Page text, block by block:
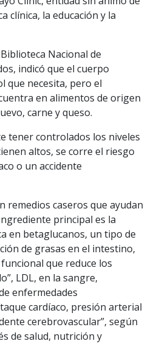
clínica, la educación y la
Nacional de
indicó que el cuerpo
que necesita, pero el
en alimentos de origen
carne y queso.
tener controlados los niveles
altos, se corre el riesgo
o un accidente
remedios caseros que ayudan
principal es la
en betaglucanos, un tipo de
de grasas en el intestino,
que reduce los
LDL, en la sangre,
enfermedades
cardíaco, presión arterial
cerebrovascular”, según
de salud, nutrición y